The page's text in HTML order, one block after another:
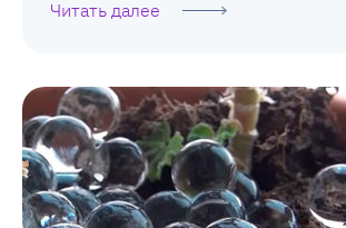
Читать далее